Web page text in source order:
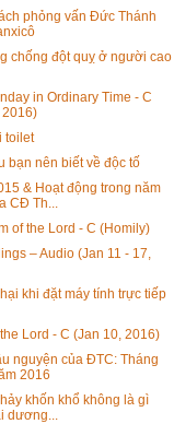
phỏng vấn Đức Thánh
chống đột quỵ ở người cao
in Ordinary Time - C
2016)
toilet
bạn nên biết về độc tố
& Hoạt động trong năm
CĐ Th...
of the Lord - C (Homily)
– Audio (Jan 11 - 17,
khi đặt máy tính trực tiếp
Lord - C (Jan 10, 2016)
nguyện của ĐTC: Tháng
2016
khốn khổ không là gì
dương...